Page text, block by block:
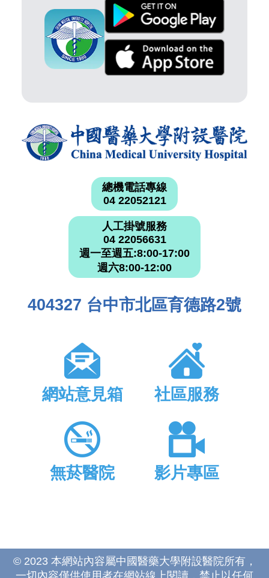
總機電話專線
04 22052121
人工掛號服務
04 22056631
週一至週五:8:00-17:00
週六8:00-12:00
404327 台中市北區育德路2號
網站意見箱 社區服務
無菸醫院 影片專區
© 2023 本網站內容屬中國醫藥大學附設醫院所有，